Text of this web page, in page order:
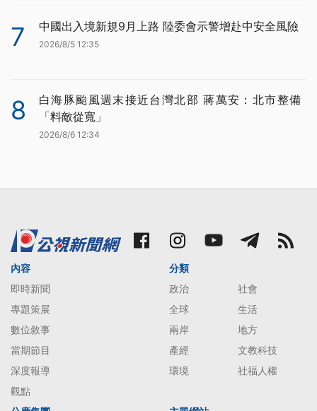
7 中國出入境新規9月上路 陸委會示警增赴中安全風險
2026/8/5 12:35
8
白海豚颱風週末接近台灣北部 蔣萬安：北市整備
「料敵從寬」
2026/8/6 12:34
內容
即時新聞
專題策展
數位敘事
當期節目
深度報導
觀點
分類
政治
社會
全球
生活
兩岸
地方
產經
文教科技
環境
社福人權